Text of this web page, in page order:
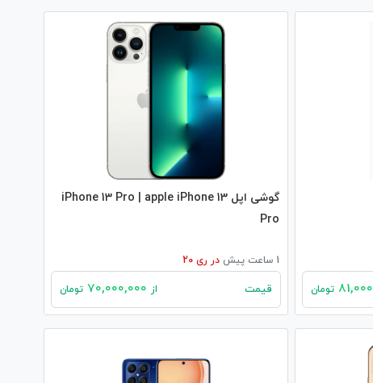
تومان
گوشی اپل iPhone 13 Pro | apple iPhone 13
Pro
1 ساعت پیش در ری 20
قیمت از تومان